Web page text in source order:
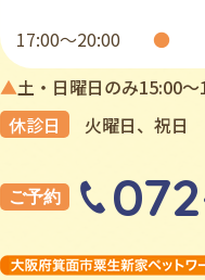
17:00〜20:00 ●
▲土・日曜日のみ15:00〜
休診日
⽕曜⽇、祝⽇
ご予約